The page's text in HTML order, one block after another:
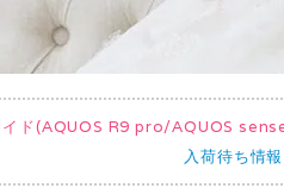
ド(AQUOS R9 pro/AQUOS
入荷待ち情報